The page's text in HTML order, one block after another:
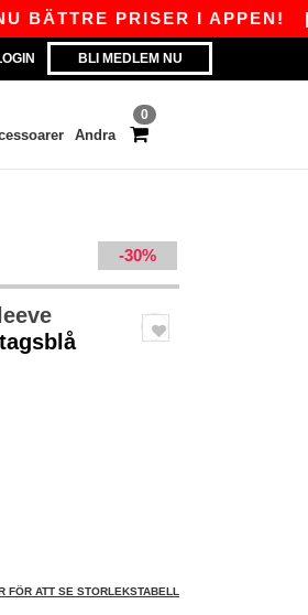
PRISER I APPEN!|VÅR
BLI MEDLEM NU
0
Andra
-30%
FÖR ATT SE STORLEKSTABELL